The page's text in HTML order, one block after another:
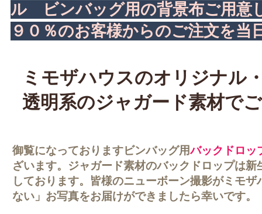
ル ビンバッグ用の背景布ご用
９０％のお客様からのご注文を
ミモザハウスのオリジナル
透明系のジャガード素材で
御覧になっておりますビンバッグ用バックドロッ
ざいます。ジャガード素材のバックドロップは
しております。皆様のニューボーン撮影がミモ
ない」お写真をお届けができましたら幸いです。